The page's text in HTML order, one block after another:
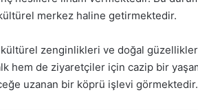
merkez haline getirmektedir.
zenginlikleri ve doğal güzellikleri
hem de ziyaretçiler için cazip bir
uzanan bir köprü işlevi görmektedir.